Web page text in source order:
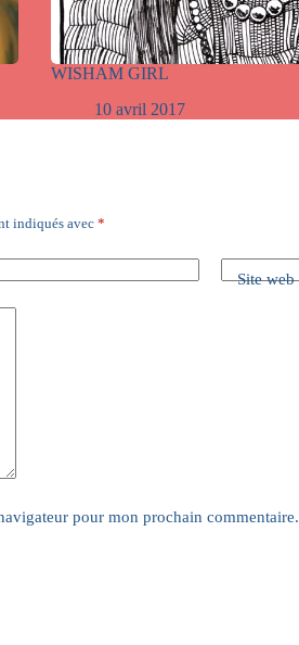
WISHAM GIRL
10 avril 2017
indiqués avec*
Site web
pour mon prochain commentaire.